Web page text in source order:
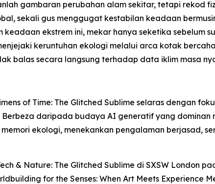
gambaran perubahan alam sekitar, tetapi rekod
sekali gus menggugat kestabilan keadaan
ekstrem ini, mekar hanya seketika sebelum
keruntuhan ekologi melalui arca kotak
balas secara langsung terhadap data iklim masa
of Time: The Glitched Sublime selaras dengan
daripada budaya AI generatif yang dominan
ekologi, menekankan pengalaman berjasad,
& Nature: The Glitched Sublime di SXSW London
for the Senses: When Art Meets Experience